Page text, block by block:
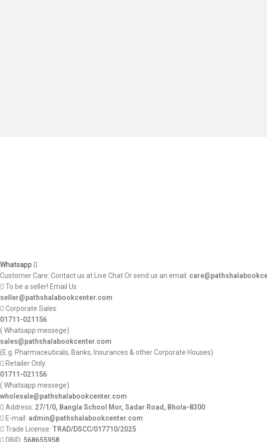
Whatsapp
Customer Care: Contact us at Live Chat Or send us an email:
To be a seller! Email Us
seller@pathshalabookcenter.com
Corporate Sales:
01711-021156
( Whatsapp messege)
sales@pathshalabookcenter.com
(E.g. Pharmaceuticals, Banks, Insurances & other Corporate Houses)
Retailer Only:
01711-021156
( Whatsapp messege)
wholesale@pathshalabookcenter.com
Address: 27/1/0, Bangla School Mor, Sadar Road, Bhola-8300
E-mail: admin@pathshalabookcenter.com
Trade License: TRAD/DSCC/017710/2025
DBID: 568655958